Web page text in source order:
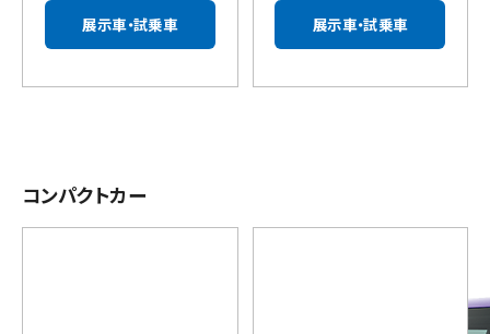
展示車・試乗車 展示車・試乗車
コンパクトカー